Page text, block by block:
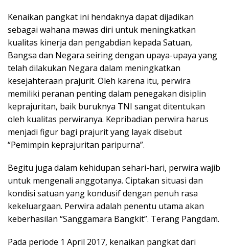
Kenaikan pangkat ini hendaknya dapat dijadikan
sebagai wahana mawas diri untuk meningkatkan
kualitas kinerja dan pengabdian kepada Satuan,
Bangsa dan Negara seiring dengan upaya-upaya yang
telah dilakukan Negara dalam meningkatkan
kesejahteraan prajurit. Oleh karena itu, perwira
memiliki peranan penting dalam penegakan disiplin
keprajuritan, baik buruknya TNI sangat ditentukan
oleh kualitas perwiranya. Kepribadian perwira harus
menjadi figur bagi prajurit yang layak disebut
“Pemimpin keprajuritan paripurna”.
Begitu juga dalam kehidupan sehari-hari, perwira wajib
untuk mengenali anggotanya. Ciptakan situasi dan
kondisi satuan yang kondusif dengan penuh rasa
kekeluargaan. Perwira adalah penentu utama akan
keberhasilan “Sanggamara Bangkit”. Terang Pangdam.
Pada periode 1 April 2017, kenaikan pangkat dari